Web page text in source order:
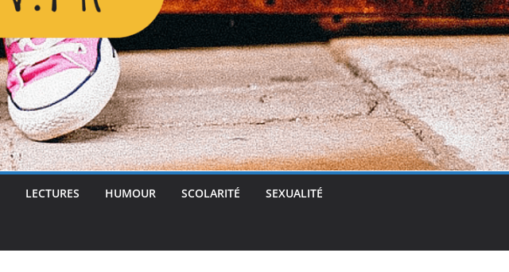
LECTURES HUMOUR SCOLARITÉ SEXUALITÉ
g
e
r